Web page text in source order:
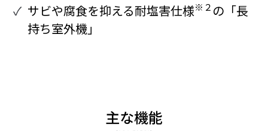
サビや腐食を抑える耐塩害仕様※２ の「長
持ち室外機」
主な機能